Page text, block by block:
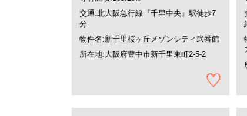
交通:北大阪急行線『千里中央』駅徒歩7
分
物件名:新千里桜ヶ丘メゾンシティ弐番館
所在地:大阪府豊中市新千里東町2-5-2